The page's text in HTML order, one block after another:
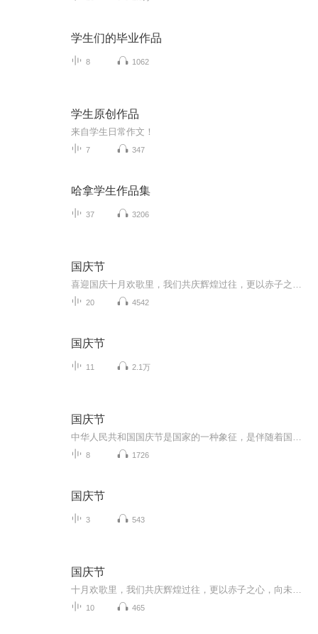
学生们的毕业作品
8 1062
学生原创作品
来自学生日常作文！
7 347
哈拿学生作品集
37 3206
国庆节
20 4542
国庆节
11 2.1万
国庆节
8 1726
国庆节
3 543
国庆节
10 465